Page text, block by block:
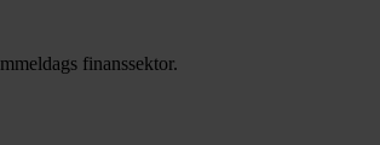
finanssektor.